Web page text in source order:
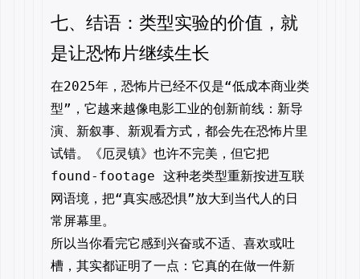
七、结语：类型实验的价值，就
是让恐怖片继续生长
在2025年，恐怖片已经不仅是“低成本商业类
型”，它越来越像电影工业的创新前线：新导
演、新叙事、新观看方式，都会先在恐怖片里
试错。《厄灵镇》也许不完美，但它把
found-footage 这种老类型重新按进互联
网语境，把“真实感恐惧”放大到当代人的日
常屏幕里。
所以当你看完它感到兴奋或不适、喜欢或吐
槽，其实都证明了一点：它真的在做一件新